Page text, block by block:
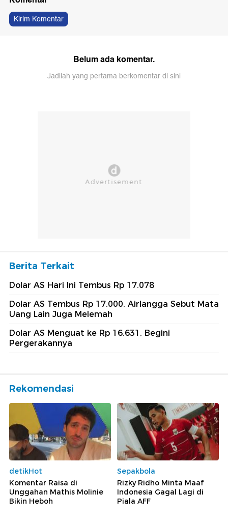
Kirim Komentar
Belum ada komentar.
Jadilah yang pertama berkomentar di sini
Berita Terkait
Dolar AS Hari Ini Tembus Rp 17.078
Dolar AS Tembus Rp 17.000, Airlangga Sebut Mata
Uang Lain Juga Melemah
Dolar AS Menguat ke Rp 16.631, Begini
Pergerakannya
Rekomendasi
detikHot
Komentar Raisa di
Unggahan Mathis Molinie
Bikin Heboh
Sepakbola
Rizky Ridho Minta Maaf
Indonesia Gagal Lagi di
Piala AFF